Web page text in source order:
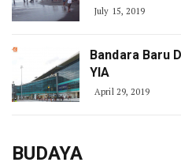
July 15, 2019
Bandara Baru
YIA
April 29, 2019
BUDAYA